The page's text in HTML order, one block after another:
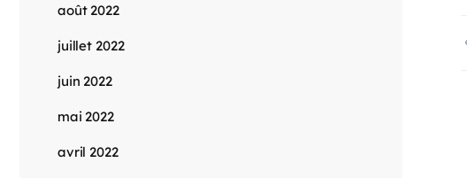
août 2022
juillet 2022
juin 2022
mai 2022
avril 2022